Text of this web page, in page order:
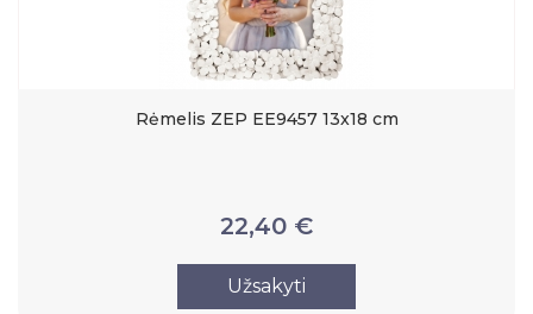
Rėmelis ZEP EE9457 13x18 cm
22,40 €
Užsakyti